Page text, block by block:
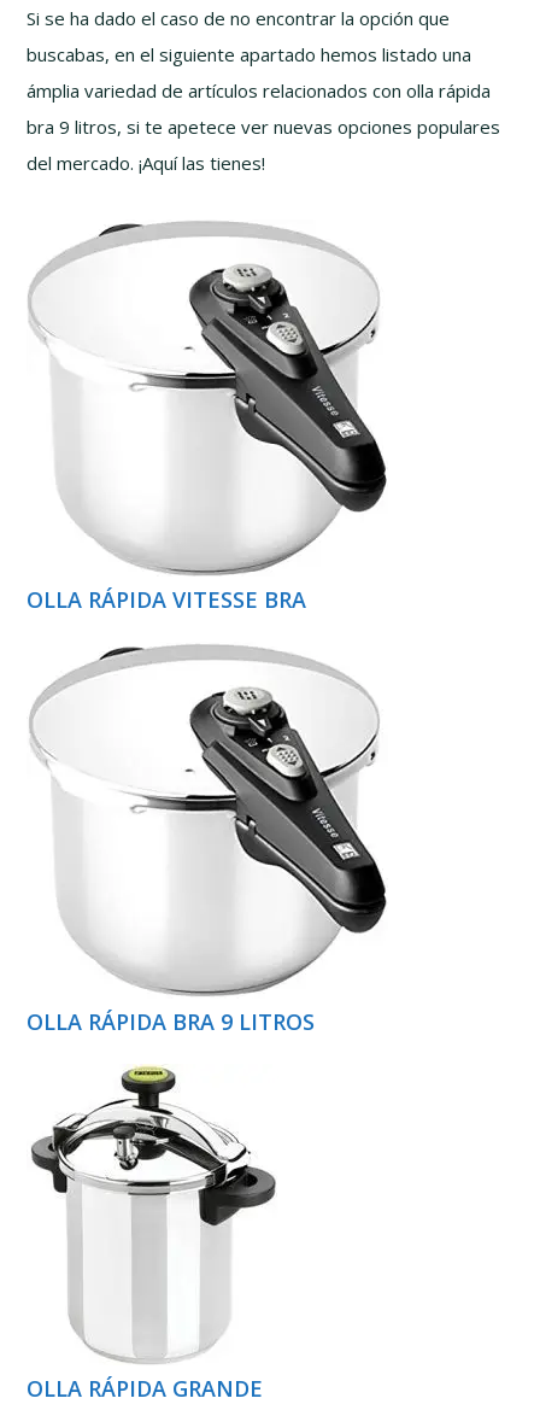
Si se ha dado el caso de no encontrar la opción que
buscabas, en el siguiente apartado hemos listado una
ámplia variedad de artículos relacionados con olla rápida
bra 9 litros, si te apetece ver nuevas opciones populares
del mercado. ¡Aquí las tienes!
OLLA RÁPIDA VITESSE BRA
OLLA RÁPIDA BRA 9 LITROS
OLLA RÁPIDA GRANDE